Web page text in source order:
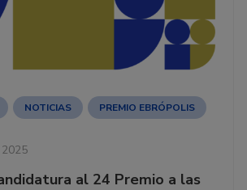
NOTICIAS PREMIO EBRÓPOLIS
al 24 Premio a las